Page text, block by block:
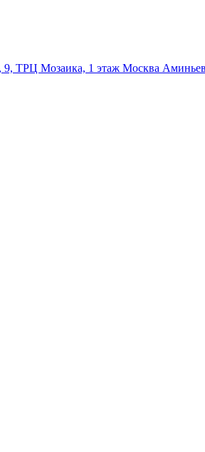
9, ТРЦ Мозаика, 1 этаж Москва